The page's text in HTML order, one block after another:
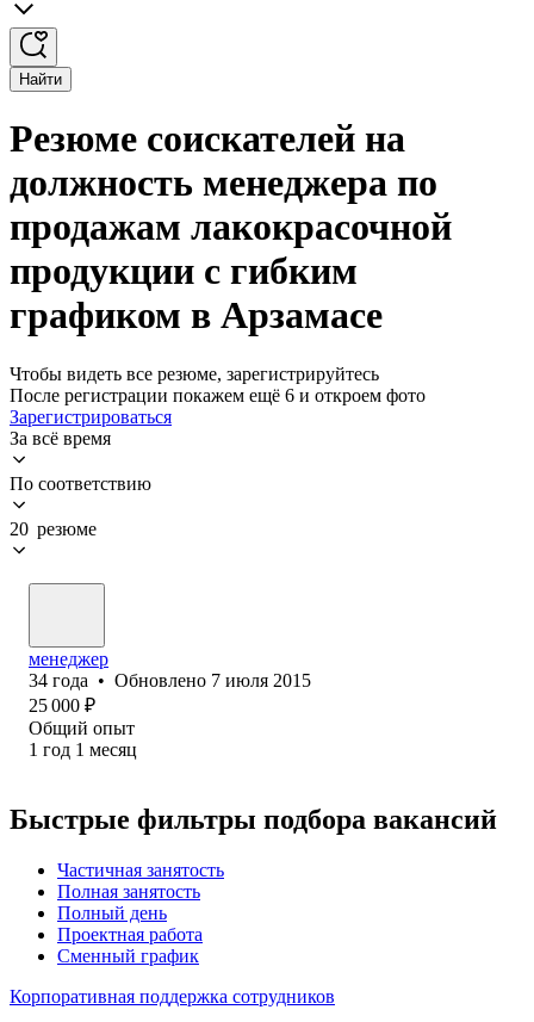
Найти
Резюме соискателей на
должность менеджера по
продажам лакокрасочной
продукции с гибким
графиком в Арзамасе
Чтобы видеть все резюме, зарегистрируйтесь
После регистрации покажем ещё 6 и откроем фото
Зарегистрироваться
За всё время
По соответствию
20 резюме
менеджер
34 года • Обновлено 7 июля 2015
25 000 ₽
Общий опыт
1 год 1 месяц
Быстрые фильтры подбора вакансий
Частичная занятость
Полная занятость
Полный день
Проектная работа
Сменный график
Корпоративная поддержка сотрудников